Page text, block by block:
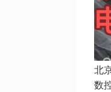
北
数